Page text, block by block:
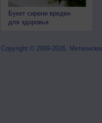
Букет сирени вреден
для здоровья
Copyright © 2009-2026, Метеонова